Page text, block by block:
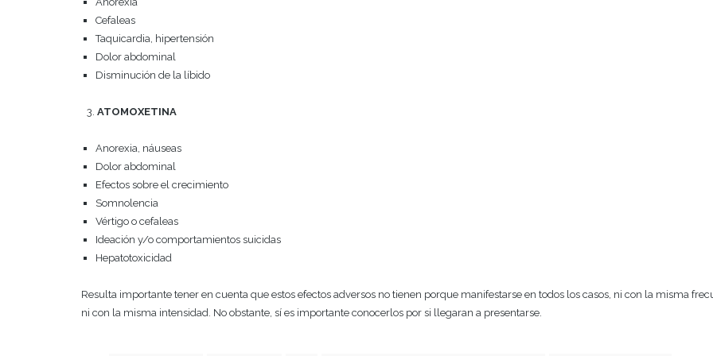
Cefaleas
Taquicardia, hipertensión
Dolor abdominal
Disminución de la líbido
ATOMOXETINA
Anorexia, náuseas
Dolor abdominal
Efectos sobre el crecimiento
Somnolencia
Vértigo o cefaleas
Ideación y/o comportamientos suicidas
Hepatotoxicidad
Resulta importante tener en cuenta que estos efectos adversos no tienen porque manifestarse en todos los casos, ni con la misma
ni con la misma intensidad. No obstante, sí es importante conocerlos por si llegaran a presentarse.